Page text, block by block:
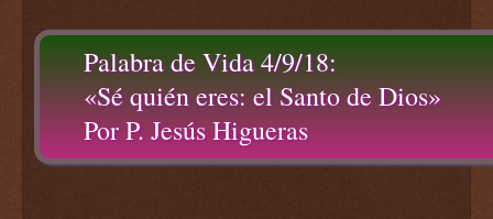
Palabra de Vida 4/9/18:
«Sé quién eres: el Santo de Dios»
Por P. Jesús Higueras